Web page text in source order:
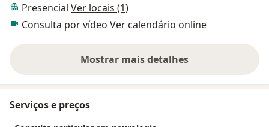
Presencial Ver locais (1)
Consulta por vídeo Ver calendário online
Mostrar mais detalhes
sobre a experiência
Serviços e preços